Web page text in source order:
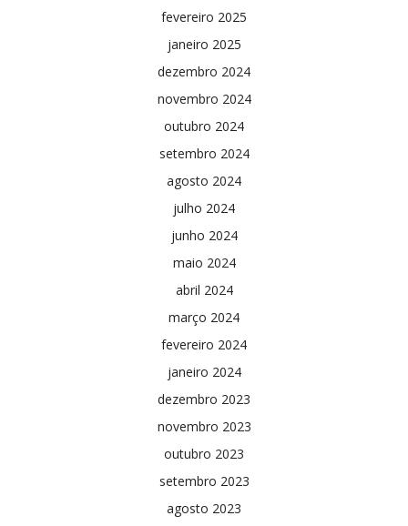
fevereiro 2025
janeiro 2025
dezembro 2024
novembro 2024
outubro 2024
setembro 2024
agosto 2024
julho 2024
junho 2024
maio 2024
abril 2024
março 2024
fevereiro 2024
janeiro 2024
dezembro 2023
novembro 2023
outubro 2023
setembro 2023
agosto 2023